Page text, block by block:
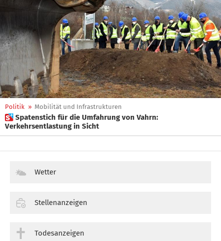
Politik » Mobilität und Infrastrukturen
 Spatenstich für die Umfahrung von Vahrn:
Verkehrsentlastung in Sicht
Wetter
Stellenanzeigen
Todesanzeigen